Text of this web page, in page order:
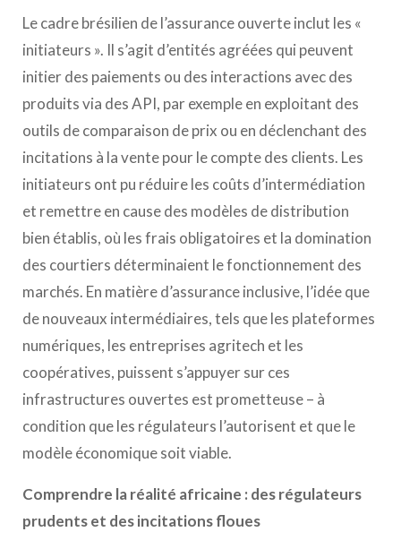
Le cadre brésilien de l’assurance ouverte inclut les «
initiateurs ». Il s’agit d’entités agréées qui peuvent
initier des paiements ou des interactions avec des
produits via des API, par exemple en exploitant des
outils de comparaison de prix ou en déclenchant des
incitations à la vente pour le compte des clients. Les
initiateurs ont pu réduire les coûts d’intermédiation
et remettre en cause des modèles de distribution
bien établis, où les frais obligatoires et la domination
des courtiers déterminaient le fonctionnement des
marchés. En matière d’assurance inclusive, l’idée que
de nouveaux intermédiaires, tels que les plateformes
numériques, les entreprises agritech et les
coopératives, puissent s’appuyer sur ces
infrastructures ouvertes est prometteuse – à
condition que les régulateurs l’autorisent et que le
modèle économique soit viable.
Comprendre la réalité africaine : des régulateurs
prudents et des incitations floues